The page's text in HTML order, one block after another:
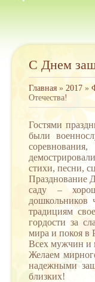
С Днем
Главная » 2017 »
Отечества!
Гостями
были
стихи, песни,
Празднование
саду –
дошкольников
традициям
гордости за
мира и покоя в
Всех мужчин и
Желаем
надежными
близких!